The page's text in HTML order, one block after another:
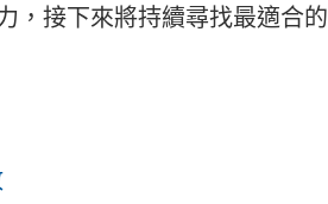
，接下來將持續尋找最適合的